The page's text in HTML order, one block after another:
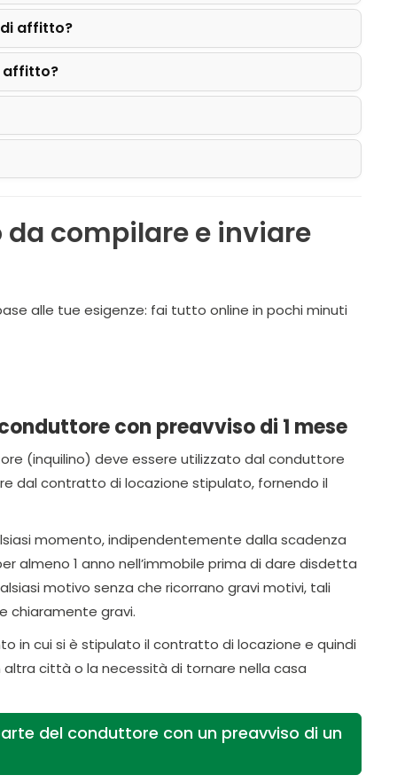
di affitto?
affitto?
compilare e inviare
alle tue esigenze: fai tutto online in pochi minuti
con preavviso di 1 mese
(inquilino) deve essere utilizzato dal conduttore
dal contratto di locazione stipulato, fornendo il
momento, indipendentemente dalla scadenza
1 anno nell’immobile prima di dare disdetta
motivo senza che ricorrano gravi motivi, tali
chiaramente gravi.
in cui si è stipulato il contratto di locazione e quindi
città o la necessità di tornare nella casa
del conduttore con un preavviso di un